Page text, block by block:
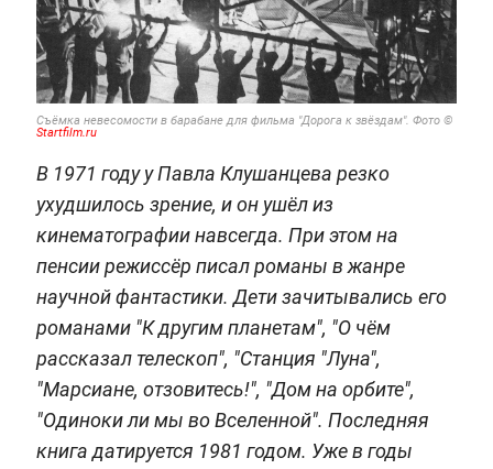
Съёмка невесомости в барабане для фильма "Дорога к звёздам". Фото ©
Startfilm.ru
В 1971 году у Павла Клушанцева резко
ухудшилось зрение, и он ушёл из
кинематографии навсегда. При этом на
пенсии режиссёр писал романы в жанре
научной фантастики. Дети зачитывались его
романами "К другим планетам", "О чём
рассказал телескоп", "Станция "Луна",
"Марсиане, отзовитесь!", "Дом на орбите",
"Одиноки ли мы во Вселенной". Последняя
книга датируется 1981 годом. Уже в годы